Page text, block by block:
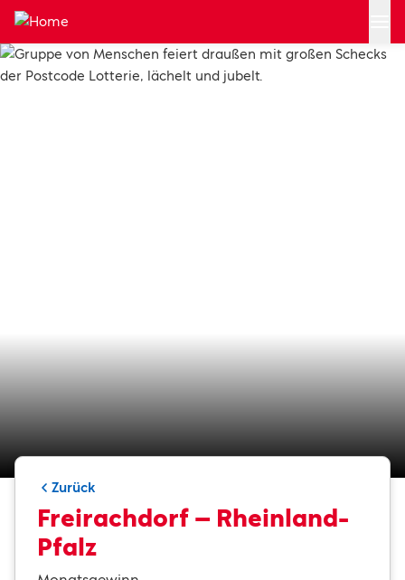
Zum Hauptinhalt springen
Zurück
Freirachdorf – Rheinland-
Pfalz